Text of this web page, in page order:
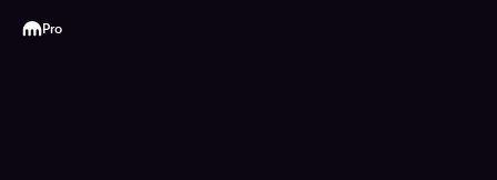
Kraken
Pro